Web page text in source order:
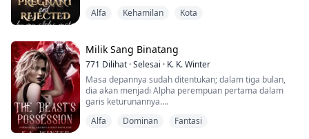
"Kami tidak ingin melakukan...
Sampai Bastien menawariku untuk menjadi pasangan
kontraknya.
Ketika kontrak 3 tahun berakhir, aku hamil.
Namun, dia akan menolakku.
"Aku akan me...
Alfa Kehamilan Kota
Milik Sang Binatang
771 Dilihat ·Selesai · K. K. Winter
Masa depannya sudah ditentukan; dalam tiga bulan,
dia akan menjadi Alpha perempuan pertama dalam
garis keturunannya.
Hidup terasa seperti mimpi sampai suatu hari,
Alfa Dominan Fantasi